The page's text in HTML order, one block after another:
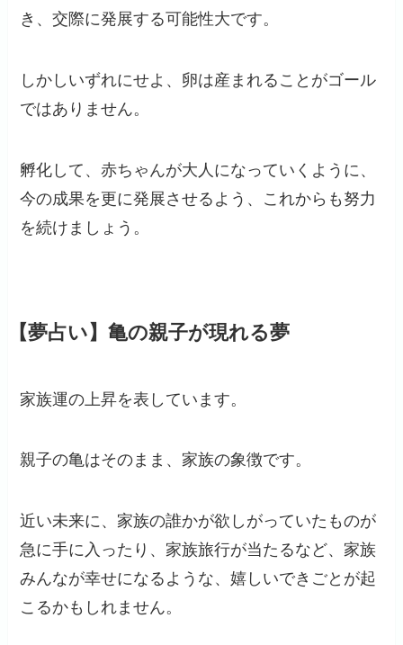
き、交際に発展する可能性大です。
しかしいずれにせよ、卵は産まれることがゴール
ではありません。
孵化して、赤ちゃんが大人になっていくように、
今の成果を更に発展させるよう、これからも努力
を続けましょう。
【夢占い】亀の親子が現れる夢
家族運の上昇を表しています。
親子の亀はそのまま、家族の象徴です。
近い未来に、家族の誰かが欲しがっていたものが
急に手に入ったり、家族旅行が当たるなど、家族
みんなが幸せになるような、嬉しいできごとが起
こるかもしれません。